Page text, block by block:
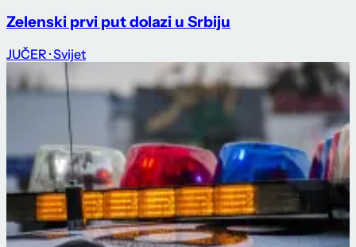
Zelenski prvi put dolazi u Srbiju
JUČER · Svijet